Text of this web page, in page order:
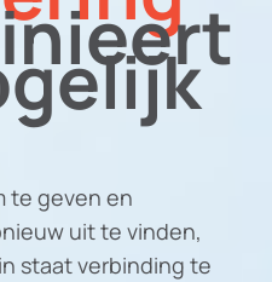
te geven en
uit te vinden,
staat verbinding te